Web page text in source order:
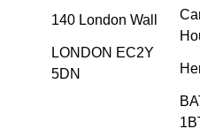
140 London Wall
LONDON EC2Y
5DN